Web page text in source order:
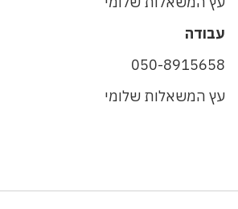
עבודה
050-8915658
עץ המשאלות שלומי